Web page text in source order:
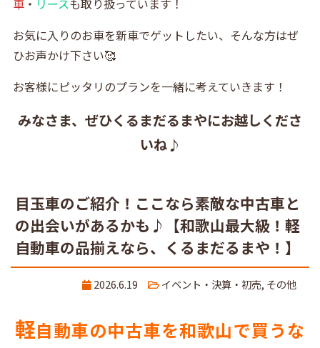
車・ リースも取り扱っています！
お気に入りのお車を新車でゲットしたい、そんな方はぜ
ひお声かけ下さい🥰
お客様にピッタリのプランを一緒に考えていきます！
みなさま、ぜひくるまだるまやにお越しくださ
いね♪
目玉車のご紹介！ここなら素敵な中古車と
の出会いがあるかも♪【和歌山最大級！軽
自動車の品揃えなら、くるまだるまや！】
2026.6.19 イベント・決算・初売, その他
軽自動車の中古車を和歌山で買うな